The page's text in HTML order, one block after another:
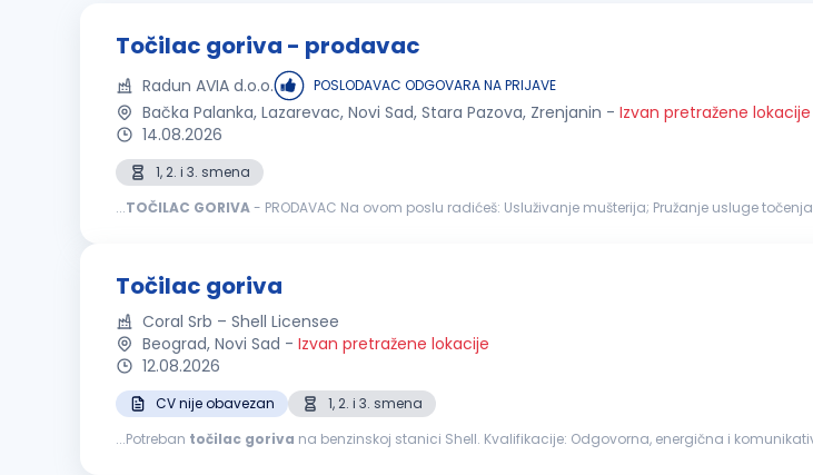
Točilac goriva - prodavac
Radun AVIA d.o.o. POSLODAVAC ODGOVARA NA PRIJAVE
Bačka Palanka, Lazarevac, Novi Sad, Stara Pazova, Zrenjanin - Izvan pretražene lokacije
14.08.2026
1, 2. i 3. smena
...TOČILAC GORIVA - PRODAVAC Na ovom poslu radićeš: Usluživanje mušterija; Pružanje usluge točenja
Točilac goriva
Coral Srb – Shell Licensee
Beograd, Novi Sad - Izvan pretražene lokacije
12.08.2026
CV nije obavezan
1, 2. i 3. smena
...Potreban točilac goriva na benzinskoj stanici Shell. Kvalifikacije: Odgovorna, energična i komunikativna osoba. Poželjno iskustvo rada na benzinskoj stanici ili drugom maloprodajnom